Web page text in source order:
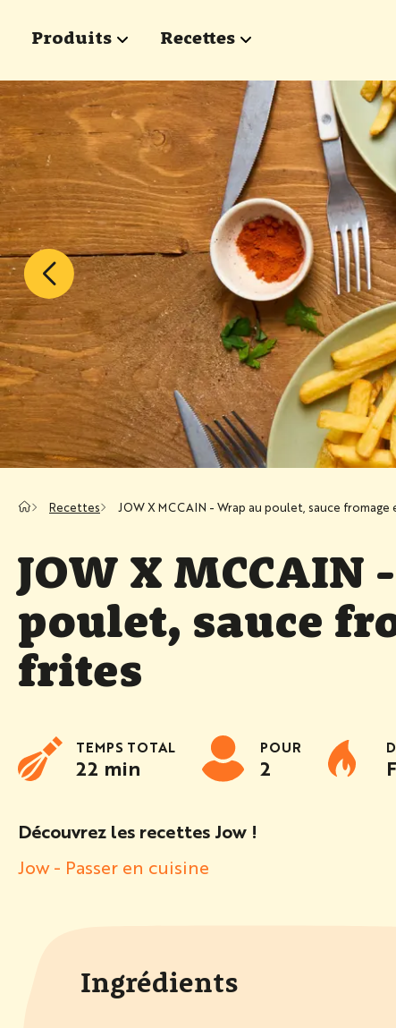
Produits show submenu for "Produits"
Recettes show submenu for
Recettes JOW X MCCAIN - Wrap au poulet, sauce fromage
JOW X MCCAIN
poulet, sauce
frites
TEMPS TOTAL
22 min
POUR
2
Découvrez les recettes Jow !
Jow - Passer en cuisine
Ingrédients